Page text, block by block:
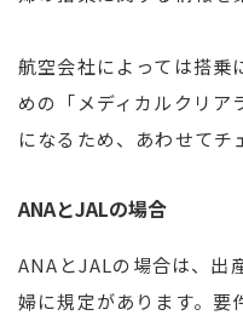
航空会社によっては搭乗
めの「メディカルクリア
になるため、あわせてチ
ANAとJALの場合
ANAとJALの場合は、出
婦に規定があります。要